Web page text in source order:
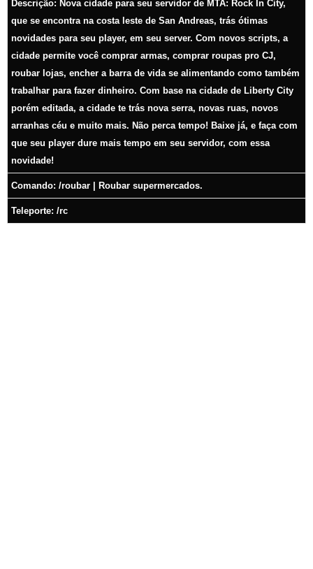
Descrição: Nova cidade para seu servidor de MTA: Rock In City,
que se encontra na costa leste de San Andreas, trás ótimas
novidades para seu player, em seu server. Com novos scripts, a
cidade permite você comprar armas, comprar roupas pro CJ,
roubar lojas, encher a barra de vida se alimentando como também
trabalhar para fazer dinheiro. Com base na cidade de Liberty City
porém editada, a cidade te trás nova serra, novas ruas, novos
arranhas céu e muito mais. Não perca tempo! Baixe já, e faça com
que seu player dure mais tempo em seu servidor, com essa
novidade!
Comando: /roubar | Roubar supermercados.
Teleporte: /rc